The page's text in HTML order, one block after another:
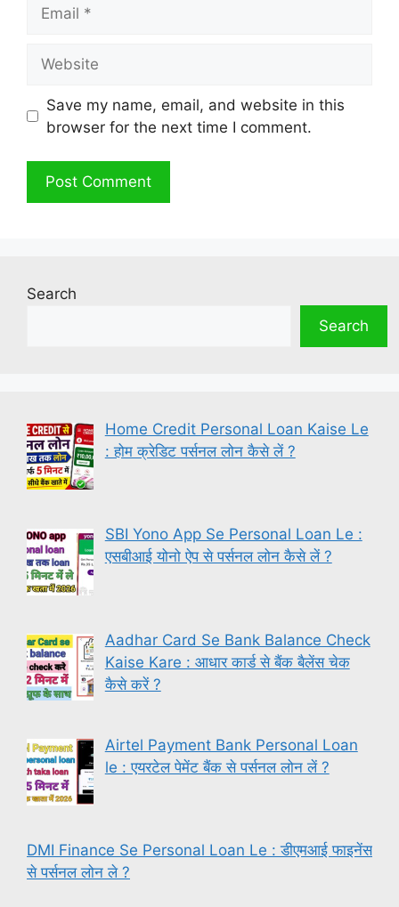
Save my name, email, and website in this
browser for the next time I comment.
Search
Search
Home Credit Personal Loan Kaise Le
: होम क्रेडिट पर्सनल लोन कैसे लें ?
SBI Yono App Se Personal Loan Le :
एसबीआई योनो ऐप से पर्सनल लोन कैसे लें ?
Aadhar Card Se Bank Balance Check
Kaise Kare : आधार कार्ड से बैंक बैलेंस चेक
कैसे करें ?
Airtel Payment Bank Personal Loan
le : एयरटेल पेमेंट बैंक से पर्सनल लोन लें ?
DMI Finance Se Personal Loan Le : डीएमआई फाइनेंस
से पर्सनल लोन ले ?